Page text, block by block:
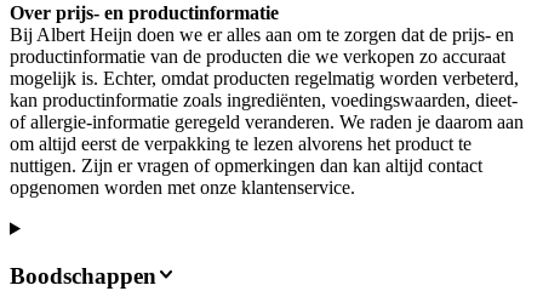
Over prijs- en productinformatie
Bij Albert Heijn doen we er alles aan om te zorgen dat de prijs- en
productinformatie van de producten die we verkopen zo accuraat
mogelijk is. Echter, omdat producten regelmatig worden verbeterd,
kan productinformatie zoals ingrediënten, voedingswaarden, dieet-
of allergie-informatie geregeld veranderen. We raden je daarom aan
om altijd eerst de verpakking te lezen alvorens het product te
nuttigen. Zijn er vragen of opmerkingen dan kan altijd contact
opgenomen worden met onze klantenservice.
Boodschappen